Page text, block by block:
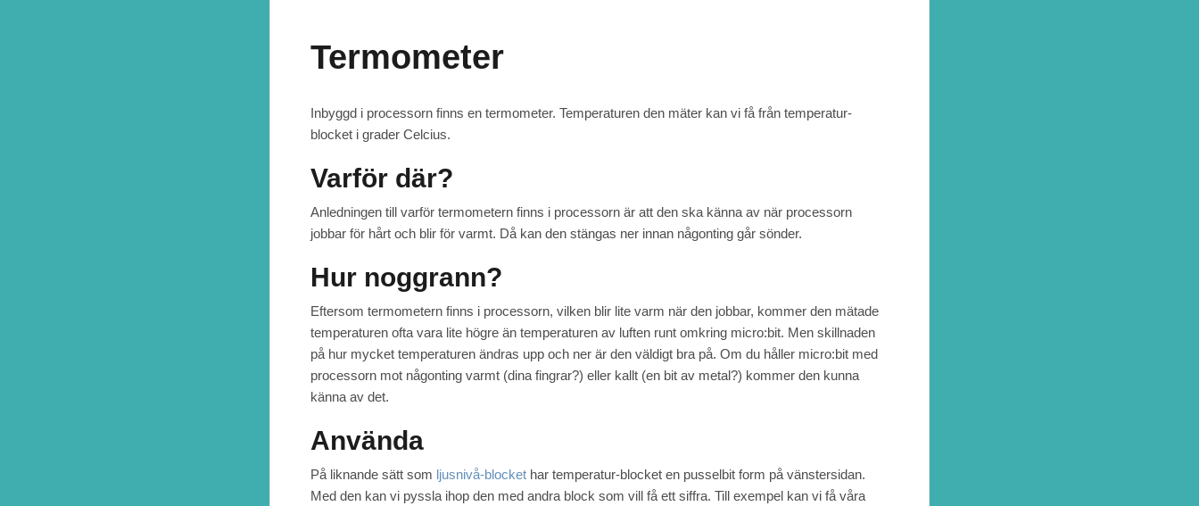
Termometer
Inbyggd i processorn finns en termometer. Temperaturen den mäter kan vi få från temperatur-
blocket i grader Celcius.
Varför där?
Anledningen till varför termometern finns i processorn är att den ska känna av när processorn
jobbar för hårt och blir för varmt. Då kan den stängas ner innan någonting går sönder.
Hur noggrann?
Eftersom termometern finns i processorn, vilken blir lite varm när den jobbar, kommer den mätade
temperaturen ofta vara lite högre än temperaturen av luften runt omkring micro:bit. Men skillnaden
på hur mycket temperaturen ändras upp och ner är den väldigt bra på. Om du håller micro:bit med
processorn mot någonting varmt (dina fingrar?) eller kallt (en bit av metal?) kommer den kunna
känna av det.
Använda
På liknande sätt som ljusnivå-blocket har temperatur-blocket en pusselbit form på vänstersidan.
Med den kan vi pyssla ihop den med andra block som vill få ett siffra. Till exempel kan vi få våra